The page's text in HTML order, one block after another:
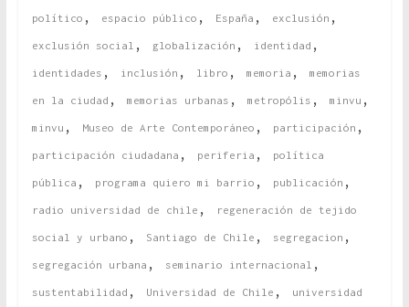
político , espacio público , España , exclusión ,
exclusión social , globalización , identidad ,
identidades , inclusión , libro , memoria , memorias
en la ciudad , memorias urbanas , metropólis , minvu ,
minvu , Museo de Arte Contemporáneo , participación ,
participación ciudadana , periferia , política
pública , programa quiero mi barrio , publicación ,
radio universidad de chile , regeneración de tejido
social y urbano , Santiago de Chile , segregacion ,
segregación urbana , seminario internacional ,
sustentabilidad , Universidad de Chile , universidad